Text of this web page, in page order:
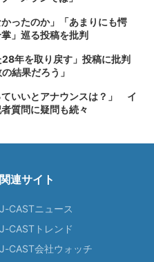
ったのか」「あまりにも愕
」巡る投稿を批判
28年を取り戻す」投稿に批判
結果だろう」
ていいとアナウンスは？」 イ
質問に疑問も続々
関連サイト
J-CASTニュース
J-CASTトレンド
J-CAST会社ウォッチ